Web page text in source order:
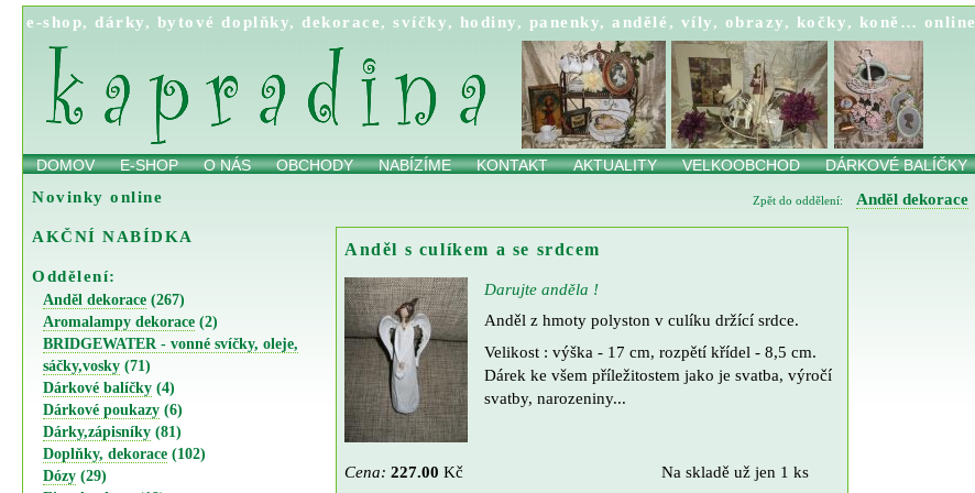
e-shop,dárky, bytové doplňky,dekorace,svíčky, hodiny, panenky,andělé , víly, obrazy, kočky, koně… online
DOMOV E-SHOP O NÁS OBCHODY NABÍZÍME KONTAKT AKTUALITY VELKOOBCHOD DÁRKOVÉ BALÍČKY
Novinky online
AKČNÍ NABÍDKA
Oddělení:
Anděl dekorace (267)
Aromalampy dekorace (2)
BRIDGEWATER - vonné svíčky, oleje,
sáčky,vosky (71)
Dárkové balíčky (4)
Dárkové poukazy (6)
Dárky,zápisníky (81)
Doplňky, dekorace (102)
Dózy (29)
Zpět do oddělení: Anděl dekorace
Anděl s culíkem a se srdcem
Darujte anděla !
Anděl z hmoty polyston v culíku držící srdce.
Velikost : výška - 17 cm, rozpětí křídel - 8,5 cm.
Dárek ke všem příležitostem jako je svatba, výročí
svatby, narozeniny...
Na skladě už jen 1 ks
Cena: 227.00 Kč